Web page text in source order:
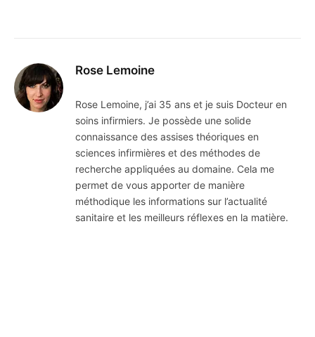
Rose Lemoine
Rose Lemoine, j’ai 35 ans et je suis Docteur en
soins infirmiers. Je possède une solide
connaissance des assises théoriques en
sciences infirmières et des méthodes de
recherche appliquées au domaine. Cela me
permet de vous apporter de manière
méthodique les informations sur l’actualité
sanitaire et les meilleurs réflexes en la matière.